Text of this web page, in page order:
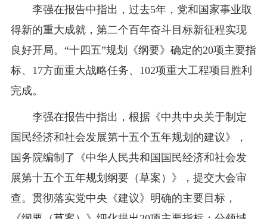
李强在报告中指出，过去5年，党和国家事业取
得新的重大成就，第二个百年奋斗目标新征程实现
良好开局。“十四五”规划《纲要》确定的20项主要指
标、17方面重大战略任务、102项重大工程项目胜利
完成。
李强在报告中指出，根据《中共中央关于制定
国民经济和社会发展第十五个五年规划的建议》，
国务院编制了《中华人民共和国国民经济和社会发
展第十五个五年规划纲要（草案）》，提交大会审
查。贯彻落实党中央《建议》明确的主要目标，